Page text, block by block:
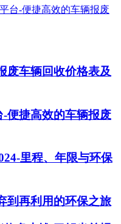
台-便捷高效的车辆报废
废车辆回收价格表及
便捷高效的车辆报废
里程、年限与环保
到再利用的环保之旅